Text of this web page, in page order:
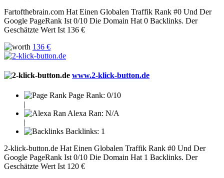
Fartofthebrain.com Hat Einen Globalen Traffik Rank #0 Und Der
Google PageRank Ist 0/10 Die Domain Hat 0 Backlinks. Der
Geschätzte Wert Ist 136 €
136 €
www.2-klick-button.de
Page Rank: 0/10
|
Alexa Ran: N/A
|
Backlinks: 1
2-klick-button.de Hat Einen Globalen Traffik Rank #0 Und Der
Google PageRank Ist 0/10 Die Domain Hat 1 Backlinks. Der
Geschätzte Wert Ist 120 €